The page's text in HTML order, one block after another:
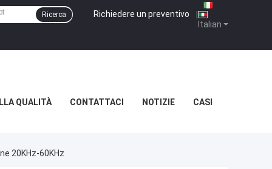
Italian
Richiedere un preventivo |
Ricerca
QUALITÀ CONTATTACI NOTIZIE CASI
20KHz-60KHz